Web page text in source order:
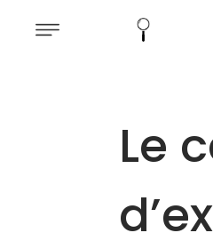
Le